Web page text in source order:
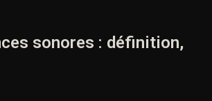
sonores : définition,